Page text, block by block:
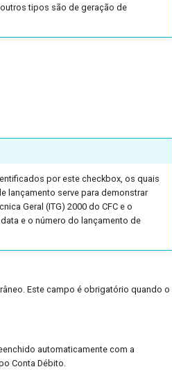
tipos são de geração de
por este checkbox, os quais
lançamento serve para demonstrar
Geral (ITG) 2000 do CFC e o
e o número do lançamento de
Este campo é obrigatório quando o
automaticamente com a
Conta Débito.